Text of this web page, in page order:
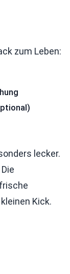
zum Leben:
lecker.
Kick.